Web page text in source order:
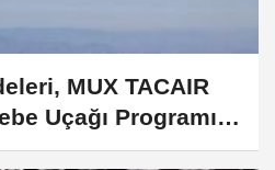
MUX TACAIR
Uçağı Programı